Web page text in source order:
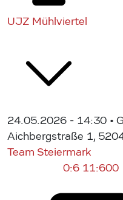
UJZ Mühlviertel
24.05.2026 - 14:30 •
Aichbergstraße 1,
Team Steiermark
0:6 11:600